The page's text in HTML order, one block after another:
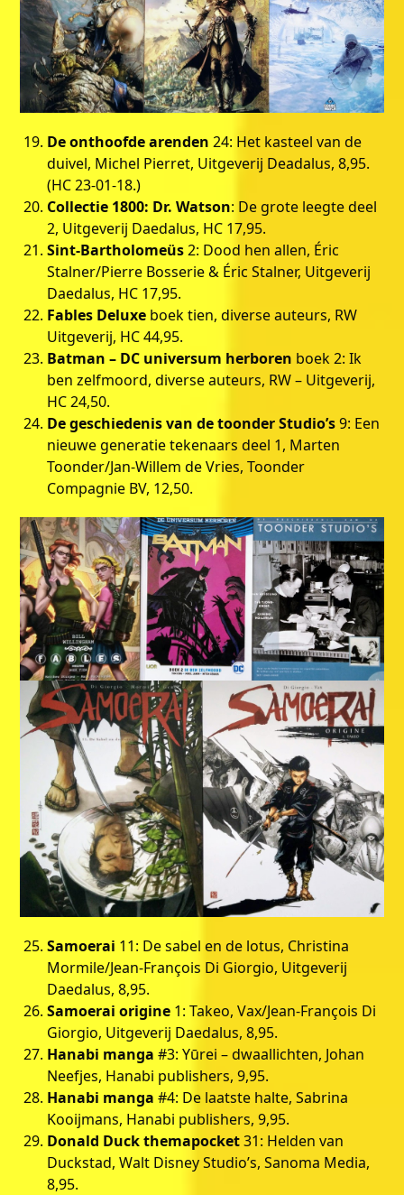
De onthoofde arenden 24: Het kasteel van de
duivel, Michel Pierret, Uitgeverij Deadalus, 8,95.
(HC 23-01-18.)
Collectie 1800: Dr. Watson: De grote leegte deel
2, Uitgeverij Daedalus, HC 17,95.
Sint-Bartholomeüs2: Dood hen allen, Éric
Stalner/Pierre Bosserie & Éric Stalner, Uitgeverij
Daedalus, HC 17,95.
Fables Deluxe boek tien, diverse auteurs, RW
Uitgeverij, HC 44,95.
Batman – DC universum herboren boek 2: Ik
ben zelfmoord, diverse auteurs, RW – Uitgeverij,
HC 24,50.
De geschiedenis van de toonder Studio’s9: Een
nieuwe generatie tekenaars deel 1, Marten
Toonder/Jan-Willem de Vries, Toonder
Compagnie BV, 12,50.
Samoerai 11: De sabel en de lotus, Christina
Mormile/Jean-François Di Giorgio, Uitgeverij
Daedalus, 8,95.
Samoerai origine 1: Takeo, Vax/Jean-François Di
Giorgio, Uitgeverij Daedalus, 8,95.
Hanabi manga #3: Yūrei – dwaallichten, Johan
Neefjes, Hanabi publishers, 9,95.
Hanabi manga #4: De laatste halte, Sabrina
Kooijmans, Hanabi publishers, 9,95.
Donald Duck themapocket31: Helden van
Duckstad, Walt Disney Studio’s, Sanoma Media,
8,95.